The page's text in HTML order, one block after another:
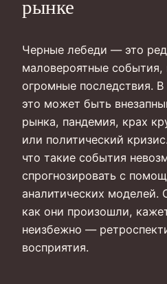
рынке
Черные лебеди — это
маловероятные
огромные последствия.
это может быть
рынка, пандемия, крах
или политический
что такие события
спрогнозировать с
аналитических моделей.
как они произошли,
неизбежно —
восприятия.